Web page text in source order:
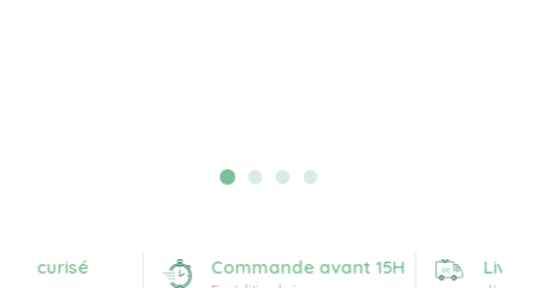
Commande avant 15H